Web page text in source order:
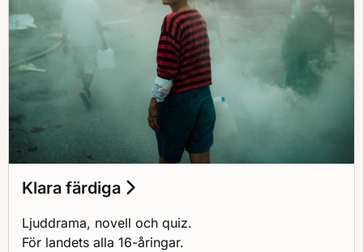
Klara färdiga
Ljuddrama, novell och quiz.
För landets alla 16-åringar.